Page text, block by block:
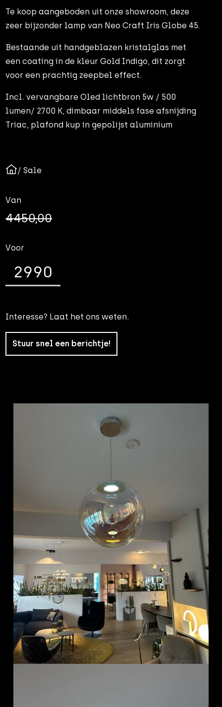
/ Sale
Van
4450,00
Voor
2990
Interesse? Laat het ons weten.
Stuur snel een berichtje!
Te koop aangeboden uit onze showroom, deze
zeer bijzonder lamp van Neo Craft Iris Globe 45.
Bestaande uit handgeblazen kristalglas met
een coating in de kleur Gold Indigo, dit zorgt
voor een prachtig zeepbel effect.
Incl. vervangbare Oled lichtbron 5w / 500
lumen/ 2700 K, dimbaar middels fase afsnijding
Triac, plafond kup in gepolijst aluminium